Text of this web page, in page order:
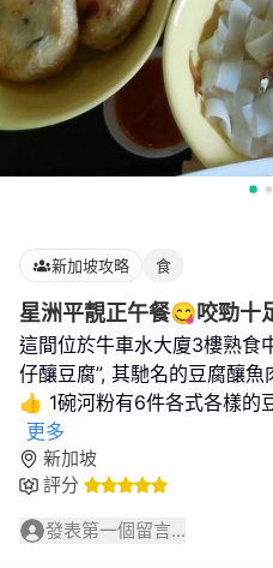
新加坡攻略 食
星洲平靚正午餐😋咬勁十
這間位於牛車水大廈3樓熟食
仔釀豆腐”, 其馳名的豆腐釀
👍 1碗河粉有6件各式各樣的
更多
新加坡
評分
發表第一個留言...